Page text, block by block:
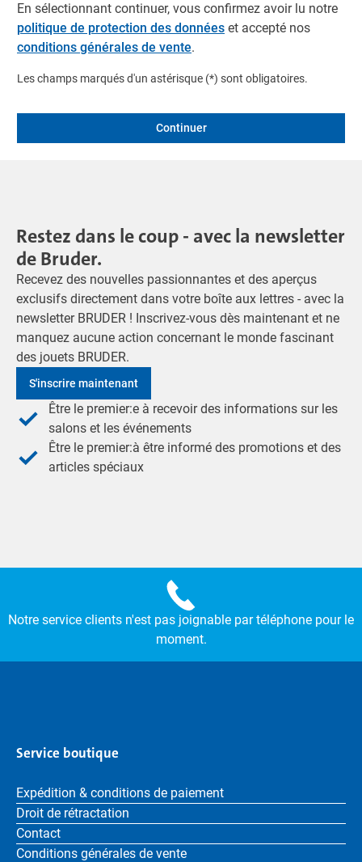
En sélectionnant continuer, vous confirmez avoir lu notre
politique de protection des données et accepté nos
conditions générales de vente.
Les champs marqués d'un astérisque (*) sont obligatoires.
Continuer
Restez dans le coup - avec la newsletter
de Bruder.
Recevez des nouvelles passionnantes et des aperçus
exclusifs directement dans votre boîte aux lettres - avec la
newsletter BRUDER ! Inscrivez-vous dès maintenant et ne
manquez aucune action concernant le monde fascinant
des jouets BRUDER.
S'inscrire maintenant
Être le premier:e à recevoir des informations sur les
salons et les événements
Être le premier:à être informé des promotions et des
articles spéciaux
Notre service clients n'est pas joignable par téléphone pour le
moment.
Service boutique
Expédition & conditions de paiement
Droit de rétractation
Contact
Conditions générales de vente